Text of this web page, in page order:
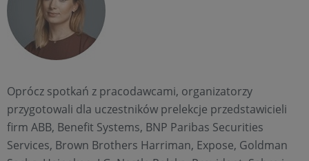
Oprócz spotkań z pracodawcami, organizatorzy
przygotowali dla uczestników prelekcje przedstawicieli
firm ABB, Benefit Systems, BNP Paribas Securities
Services, Brown Brothers Harriman, Expose, Goldman